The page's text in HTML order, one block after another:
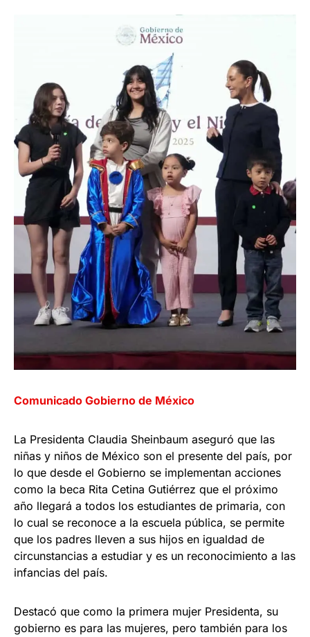
Comunicado Gobierno de México
La Presidenta Claudia Sheinbaum aseguró que las
niñas y niños de México son el presente del país, por
lo que desde el Gobierno se implementan acciones
como la beca Rita Cetina Gutiérrez que el próximo
año llegará a todos los estudiantes de primaria, con
lo cual se reconoce a la escuela pública, se permite
que los padres lleven a sus hijos en igualdad de
circunstancias a estudiar y es un reconocimiento a las
infancias del país.
Destacó que como la primera mujer Presidenta, su
gobierno es para las mujeres, pero también para los